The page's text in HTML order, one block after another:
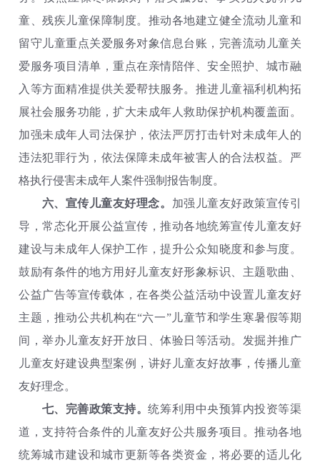
童、残疾儿童保障制度。推动各地建立健全流动儿童和
留守儿童重点关爱服务对象信息台账，完善流动儿童关
爱服务项目清单，重点在亲情陪伴、安全照护、城市融
入等方面精准提供关爱帮扶服务。推进儿童福利机构拓
展社会服务功能，扩大未成年人救助保护机构覆盖面。
加强未成年人司法保护，依法严厉打击针对未成年人的
违法犯罪行为，依法保障未成年被害人的合法权益。严
格执行侵害未成年人案件强制报告制度。
六、宣传儿童友好理念。
加强儿童友好政策宣传引
导，常态化开展公益宣传，推动各地统筹宣传儿童友好
建设与未成年人保护工作，提升公众知晓度和参与度。
鼓励有条件的地方用好儿童友好形象标识、主题歌曲、
公益广告等宣传载体，在各类公益活动中设置儿童友好
主题，推动公共机构在“六一”儿童节和学生寒暑假等期
间，举办儿童友好开放日、体验日等活动。发掘并推广
儿童友好建设典型案例，讲好儿童友好故事，传播儿童
友好理念。
七、完善政策支持。统筹利用中央预算内投资等渠
道，支持符合条件的儿童友好公共服务项目。推动各地
统筹城市建设和城市更新等各类资金，将必要的适儿化